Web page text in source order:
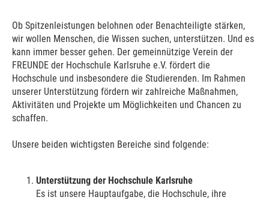
Ob Spitzenleistungen belohnen oder Benachteiligte stärken,
wir wollen Menschen, die Wissen suchen, unterstützen. Und es
kann immer besser gehen. Der gemeinnützige Verein der
FREUNDE der Hochschule Karlsruhe e.V. fördert die
Hochschule und insbesondere die Studierenden. Im Rahmen
unserer Unterstützung fördern wir zahlreiche Maßnahmen,
Aktivitäten und Projekte um Möglichkeiten und Chancen zu
schaffen.
Unsere beiden wichtigsten Bereiche sind folgende:
Unterstützung der Hochschule Karlsruhe
Es ist unsere Hauptaufgabe, die Hochschule, ihre